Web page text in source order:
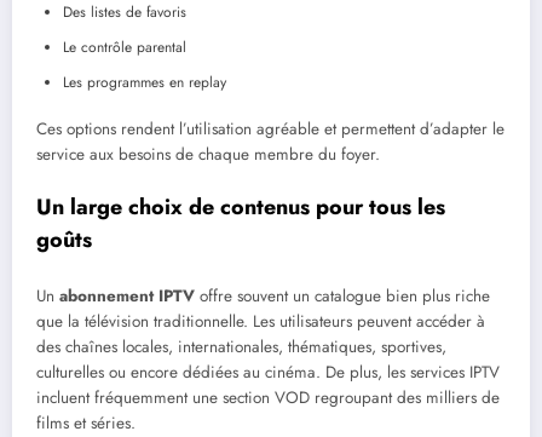
Des listes de favoris
Le contrôle parental
Les programmes en replay
Ces options rendent l’utilisation agréable et permettent d’adapter le
service aux besoins de chaque membre du foyer.
Un large choix de contenus pour tous les
goûts
Un abonnement IPTV offre souvent un catalogue bien plus riche
que la télévision traditionnelle. Les utilisateurs peuvent accéder à
des chaînes locales, internationales, thématiques, sportives,
culturelles ou encore dédiées au cinéma. De plus, les services IPTV
incluent fréquemment une section VOD regroupant des milliers de
films et séries.